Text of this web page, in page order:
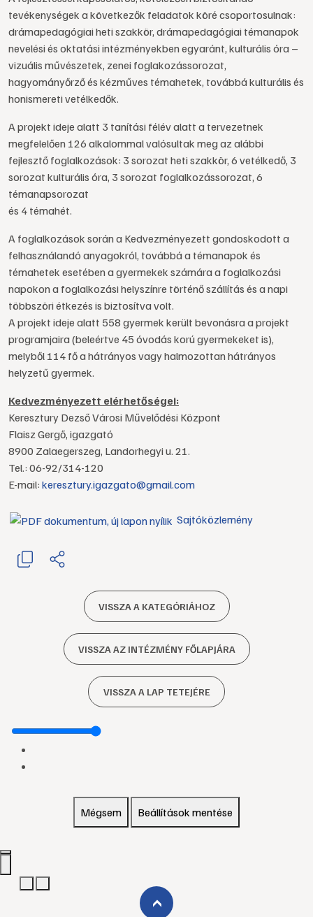
tevékenységek a következők feladatok köré csoportosulnak:
drámapedagógiai heti szakkör, drámapedagógiai témanapok
nevelési és oktatási intézményekben egyaránt, kulturális óra –
vizuális művészetek, zenei foglakozássorozat,
hagyományőrző és kézműves témahetek, továbbá kulturális és
honismereti vetélkedők.
A projekt ideje alatt 3 tanítási félév alatt a tervezetnek
megfelelően 126 alkalommal valósultak meg az alábbi
fejlesztő foglalkozások: 3 sorozat heti szakkör, 6 vetélkedő, 3
sorozat kulturális óra, 3 sorozat foglalkozássorozat, 6
témanapsorozat
és 4 témahét.
A foglalkozások során a Kedvezményezett gondoskodott a
felhasználandó anyagokról, továbbá a témanapok és
témahetek esetében a gyermekek számára a foglalkozási
napokon a foglalkozási helyszínre történő szállítás és a napi
többszöri étkezés is biztosítva volt.
A projekt ideje alatt 558 gyermek került bevonásra a projekt
programjaira (beleértve 45 óvodás korú gyermekeket is),
melyből 114 fő a hátrányos vagy halmozottan hátrányos
helyzetű gyermek.
Kedvezményezett elérhetőségei:
Keresztury Dezső Városi Művelődési Központ
Flaisz Gergő, igazgató
8900 Zalaegerszeg, Landorhegyi u. 21.
Tel.: 06-92/314-120
E-mail: keresztury.igazgato@gmail.com
Sajtóközlemény
VISSZA A KATEGÓRIÁHOZ
VISSZA AZ INTÉZMÉNY FŐLAPJÁRA
VISSZA A LAP TETEJÉRE
Mégsem Beállítások mentése
›